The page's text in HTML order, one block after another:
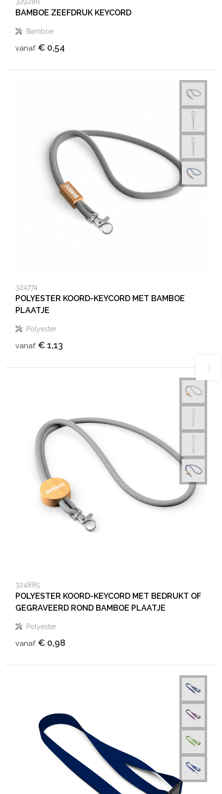
BAMBOE ZEEFDRUK KEYCORD
Bamboe
vanaf € 0,54
324774
POLYESTER KOORD-KEYCORD MET BAMBOE
PLAATJE
Polyester
vanaf € 1,13
324885
POLYESTER KOORD-KEYCORD MET BEDRUKT OF
GEGRAVEERD ROND BAMBOE PLAATJE
Polyester
vanaf € 0,98